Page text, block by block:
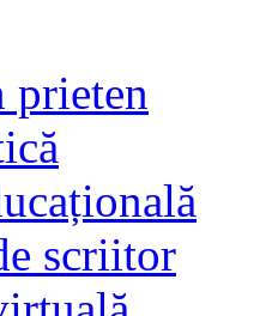
prieten
scriitor